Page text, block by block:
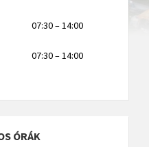
07:30 – 14:00
07:30 – 14:00
ÓRÁK